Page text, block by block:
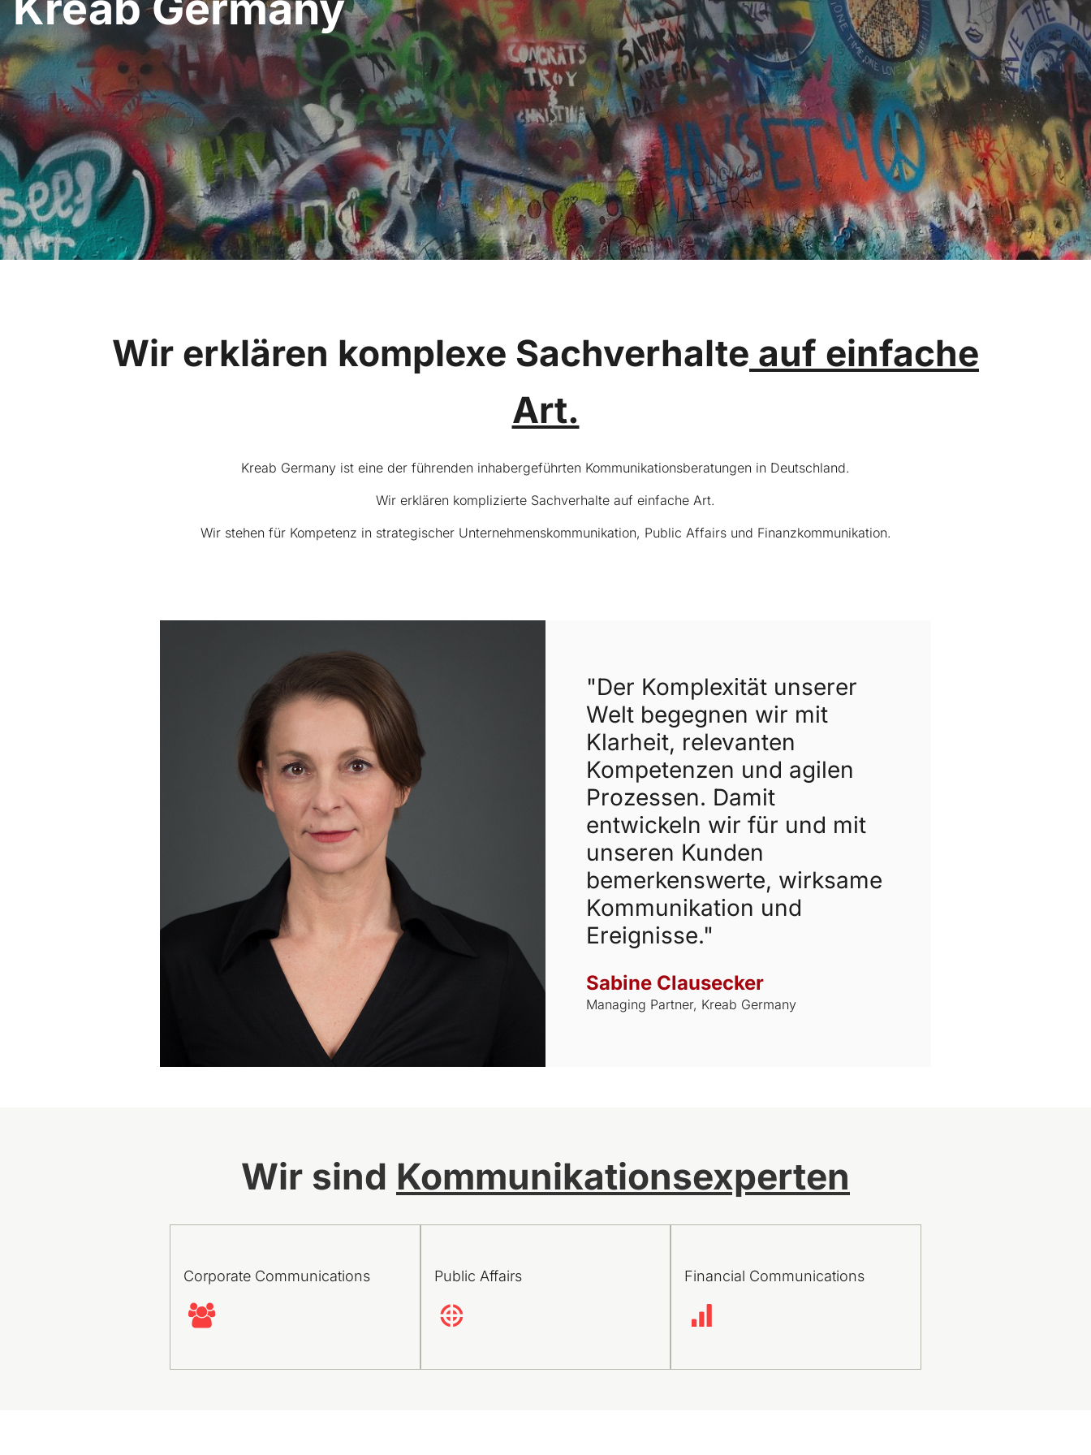
Wir erklären komplexe Sachverhalte auf einfache
Art.
Kreab Germany ist eine der führenden inhabergeführten Kommunikationsberatungen in Deutschland.
Wir erklären komplizierte Sachverhalte auf einfache Art.
Wir stehen für Kompetenz in strategischer Unternehmenskommunikation, Public Affairs und Finanzkommunikation.
"Der Komplexität unserer
Welt begegnen wir mit
Klarheit, relevanten
Kompetenzen und agilen
Prozessen. Damit
entwickeln wir für und mit
unseren Kunden
bemerkenswerte, wirksame
Kommunikation und
Ereignisse."
Sabine Clausecker
Managing Partner, Kreab Germany
Wir sind Kommunikationsexperten
Corporate Communications Public Affairs Financial Communications